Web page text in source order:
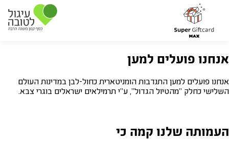
אנחנו פועלים למען
אנחנו פועלים למען התנדבות הומניטארית כחול-לבן במדינות העולם
השלישי כחלק "מהטיול הגדול", ע"י תרמילאים ישראלים בוגרי צבא.
העמותה שלנו קמה כי